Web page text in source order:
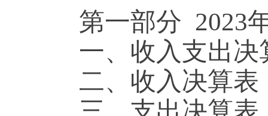
第一部分 2023
一、收入支出决
二、收入决算表